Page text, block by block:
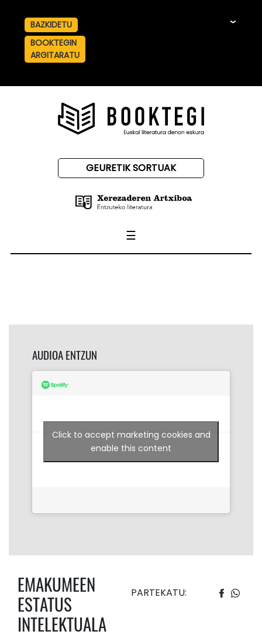
BAZKIDETU
BOOKTEGIN
ARGITARATU
GEURETIK SORTUAK
☰
AUDIOA ENTZUN
Click to accept marketing cookies and
enable this content
PARTEKATU:
EMAKUMEEN
ESTATUS
INTELEKTUALA